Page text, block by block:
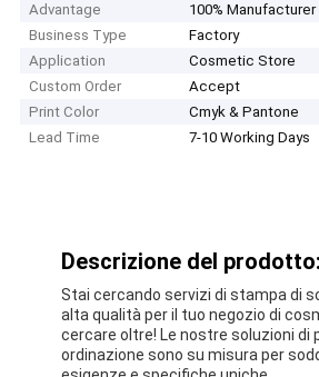
Advantage
100% Manufacturer
Business Type
Factory
Application
Cosmetic Store
Custom Order
Accept
Print Color
Cmyk & Pantone
Lead Time
7-10 Working Days
Descrizione del prodotto:
Stai cercando servizi di stampa di
alta qualità per il tuo negozio di
cercare oltre! Le nostre soluzioni di
ordinazione sono su misura per